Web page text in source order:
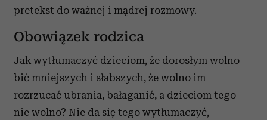
pretekst do ważnej i mądrej rozmowy.
Obowiązek rodzica
Jak wytłumaczyć dzieciom, że dorosłym wolno
bić mniejszych i słabszych, że wolno im
rozrzucać ubrania, bałaganić, a dzieciom tego
nie wolno? Nie da się tego wytłumaczyć,